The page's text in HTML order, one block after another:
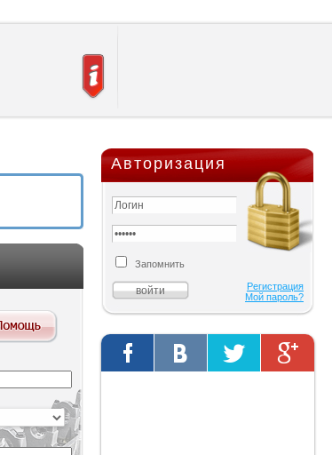
Авторизация
Запомнить
Регистрация
Мой пароль?